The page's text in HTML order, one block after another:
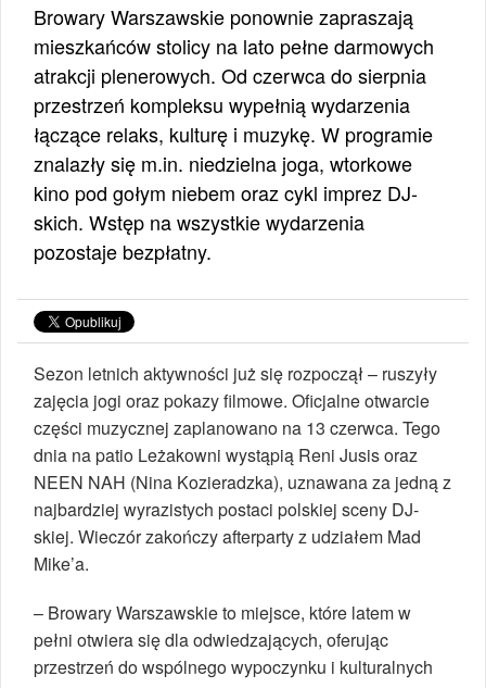
Browary Warszawskie ponownie zapraszają
mieszkańców stolicy na lato pełne darmowych
atrakcji plenerowych. Od czerwca do sierpnia
przestrzeń kompleksu wypełnią wydarzenia
łączące relaks, kulturę i muzykę. W programie
znalazły się m.in. niedzielna joga, wtorkowe
kino pod gołym niebem oraz cykl imprez DJ-
skich. Wstęp na wszystkie wydarzenia
pozostaje bezpłatny.
Sezon letnich aktywności już się rozpoczął – ruszyły
zajęcia jogi oraz pokazy filmowe. Oficjalne otwarcie
części muzycznej zaplanowano na 13 czerwca. Tego
dnia na patio Leżakowni wystąpią Reni Jusis oraz
NEEN NAH (Nina Kozieradzka), uznawana za jedną z
najbardziej wyrazistych postaci polskiej sceny DJ-
skiej. Wieczór zakończy afterparty z udziałem Mad
Mike’a.
– Browary Warszawskie to miejsce, które latem w
pełni otwiera się dla odwiedzających, oferując
przestrzeń do wspólnego wypoczynku i kulturalnych